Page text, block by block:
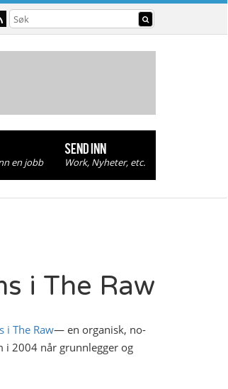
en jobb
SEND INN
Work, Nyheter, etc.
i The Raw
i The Raw— en organisk, no-
i 2004 når grunnlegger og